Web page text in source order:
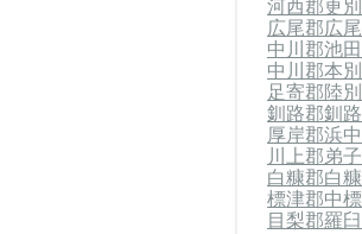
河西郡更
広尾郡広
中川郡池
中川郡本
足寄郡陸
釧路郡釧
厚岸郡浜
川上郡弟
白糠郡白
標津郡中
目梨郡羅